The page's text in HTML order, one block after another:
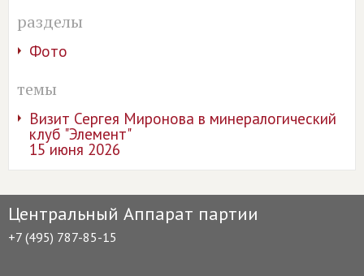
разделы
Фото
темы
Визит Сергея Миронова в минералогический
клуб "Элемент"
15 июня 2026
Центральный Аппарат партии
+7 (495) 787-85-15